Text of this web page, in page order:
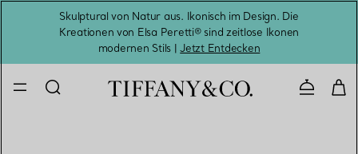
Skulptural von Natur aus. Ikonisch im Design. Die
Kreationen von Elsa Peretti® sind zeitlose Ikonen
modernen Stils |Jetzt Entdecken